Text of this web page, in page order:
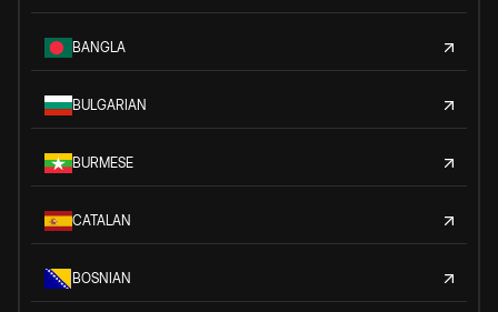
BANGLA
BULGARIAN
BURMESE
CATALAN
BOSNIAN